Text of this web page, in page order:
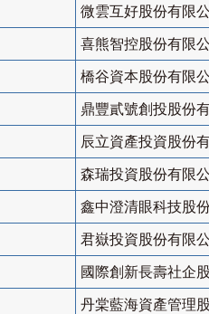
微雲互好股份有限
喜熊智控股份有限
橋谷資本股份有限
鼎豐貳號創投股份
辰立資產投資股份
森瑞投資股份有限
鑫中澄清眼科技股
君嶽投資股份有限
國際創新長壽社企
丹棠藍海資產管理